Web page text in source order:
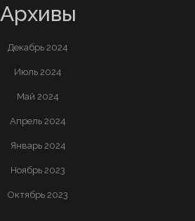
Архивы
Декабрь 2024
Июль 2024
Май 2024
Апрель 2024
Январь 2024
Ноябрь 2023
Октябрь 2023